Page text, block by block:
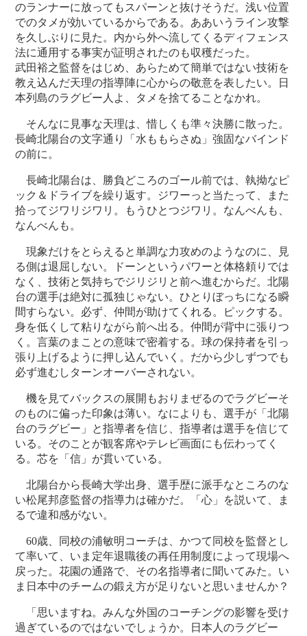
のランナーに放ってもスパーンと抜けそうだ。浅い位置
でのタメが効いているからである。ああいうライン攻撃
を久しぶりに見た。内から外へ流してくるディフェンス
法に通用する事実が証明されたのも収穫だった。
武田裕之監督をはじめ、あらためて簡単ではない技術を
教え込んだ天理の指導陣に心からの敬意を表したい。日
本列島のラグビー人よ、タメを捨てることなかれ。
そんなに見事な天理は、惜しくも準々決勝に散った。
長崎北陽台の文字通り「水ももらさぬ」強固なバインド
の前に。
長崎北陽台は、勝負どころのゴール前では、執拗なピ
ック＆ドライブを繰り返す。ジワーっと当たって、また
拾ってジワリジワリ。もうひとつジワリ。なんべんも、
なんべんも。
現象だけをとらえると単調な力攻めのようなのに、見
る側は退屈しない。ドーンというパワーと体格頼りでは
なく、技術と気持ちでジリジリと前へ進むからだ。北陽
台の選手は絶対に孤独じゃない。ひとりぼっちになる瞬
間すらない。必ず、仲間が助けてくれる。ピックする。
身を低くして粘りながら前へ出る。仲間が背中に張りつ
く。言葉のまことの意味で密着する。球の保持者を引っ
張り上げるように押し込んでいく。だから少しずつでも
必ず進むしターンオーバーされない。
機を見てバックスの展開もおりまぜるのでラグビーそ
のものに偏った印象は薄い。なによりも、選手が「北陽
台のラグビー」と指導者を信じ、指導者は選手を信じて
いる。そのことが観客席やテレビ画面にも伝わってく
る。芯を「信」が貫いている。
北陽台から長崎大学出身、選手歴に派手なところのな
い松尾邦彦監督の指導力は確かだ。「心」を説いて、ま
るで違和感がない。
60歳、同校の浦敏明コーチは、かつて同校を監督とし
て率いて、いま定年退職後の再任用制度によって現場へ
戻った。花園の通路で、その名指導者に聞いてみた。い
ま日本中のチームの鍛え方が足りないと思いませんか？
「思いますね。みんな外国のコーチングの影響を受け
過ぎているのではないでしょうか。日本人のラグビー